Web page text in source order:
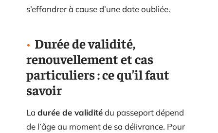
s’effondrer à cause d’une date oubliée.
Durée de validité,
renouvellement et cas
particuliers : ce qu’il faut
savoir
La durée de validitédu passeport dépend
de l’âge au moment de sa délivrance. Pour